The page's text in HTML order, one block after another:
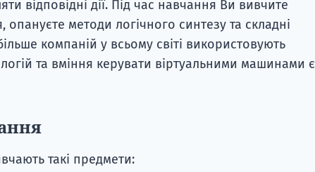
відповідні дії. Під час навчання Ви вивчите
методи логічного синтезу та складні
компаній у всьому світі використовують
та вміння керувати віртуальними машинами є
такі предмети: